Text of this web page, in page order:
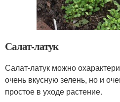
Салат-латук
Салат-латук можно
очень вкусную зелень, но и
простое в уходе растение.